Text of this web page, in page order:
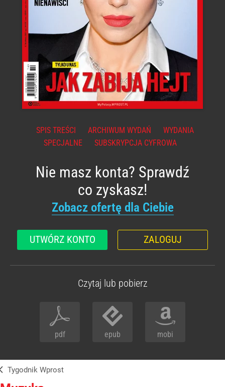
SPIS TREŚCI ARCHIWUM WYDAŃ
WYDANIA
SPECJALNE
SUBSKRYPCJA CYFROWA
Nie masz konta? Sprawdź
co zyskasz!
Zobacz ofertę dla Ciebie
UTWÓRZ KONTO ZALOGUJ
Czytaj lub pobierz
pdf epub mobi
Tygodnik Wprost